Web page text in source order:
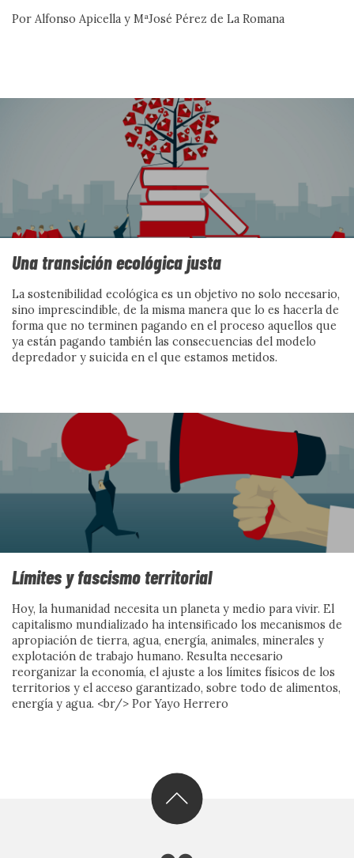
Contra la distopía: narrativas,
utopía y construcción de
futuros compartidos
Por Vanesa Martín y Cristina Fuentes
Ver más
De discursos de odio a
contranarrativas posibles: la
experiencia del B9
Por Mercè Darnell y Anna Falcon
CON VOZ PROPIA
Por Alfonso Apicella y MªJosé Pérez de La Romana
Una transición ecológica justa
La sostenibilidad ecológica es un objetivo no solo necesario,
sino imprescindible, de la misma manera que lo es hacerla de
forma que no terminen pagando en el proceso aquellos que
ya están pagando también las consecuencias del modelo
depredador y suicida en el que estamos metidos.
Límites y fascismo territorial
Hoy, la humanidad necesita un planeta y medio para vivir. El
capitalismo mundializado ha intensificado los mecanismos de
apropiación de tierra, agua, energía, animales, minerales y
explotación de trabajo humano. Resulta necesario
reorganizar la economía, el ajuste a los límites físicos de los
territorios y el acceso garantizado, sobre todo de alimentos,
energía y agua. <br/> Por Yayo Herrero